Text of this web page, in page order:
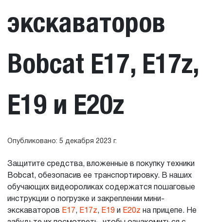
экскаваторов
Bobcat E17, E17z,
E19 и E20z
Опубликовано: 5 декабря 2023 г.
Защитите средства, вложенные в покупку техники
Bobcat, обезопасив ее транспортировку. В наших
обучающих видеороликах содержатся пошаговые
инструкции о погрузке и закреплении мини-
экскаваторов E17, E17z, E19 и E20z на прицепе. Не